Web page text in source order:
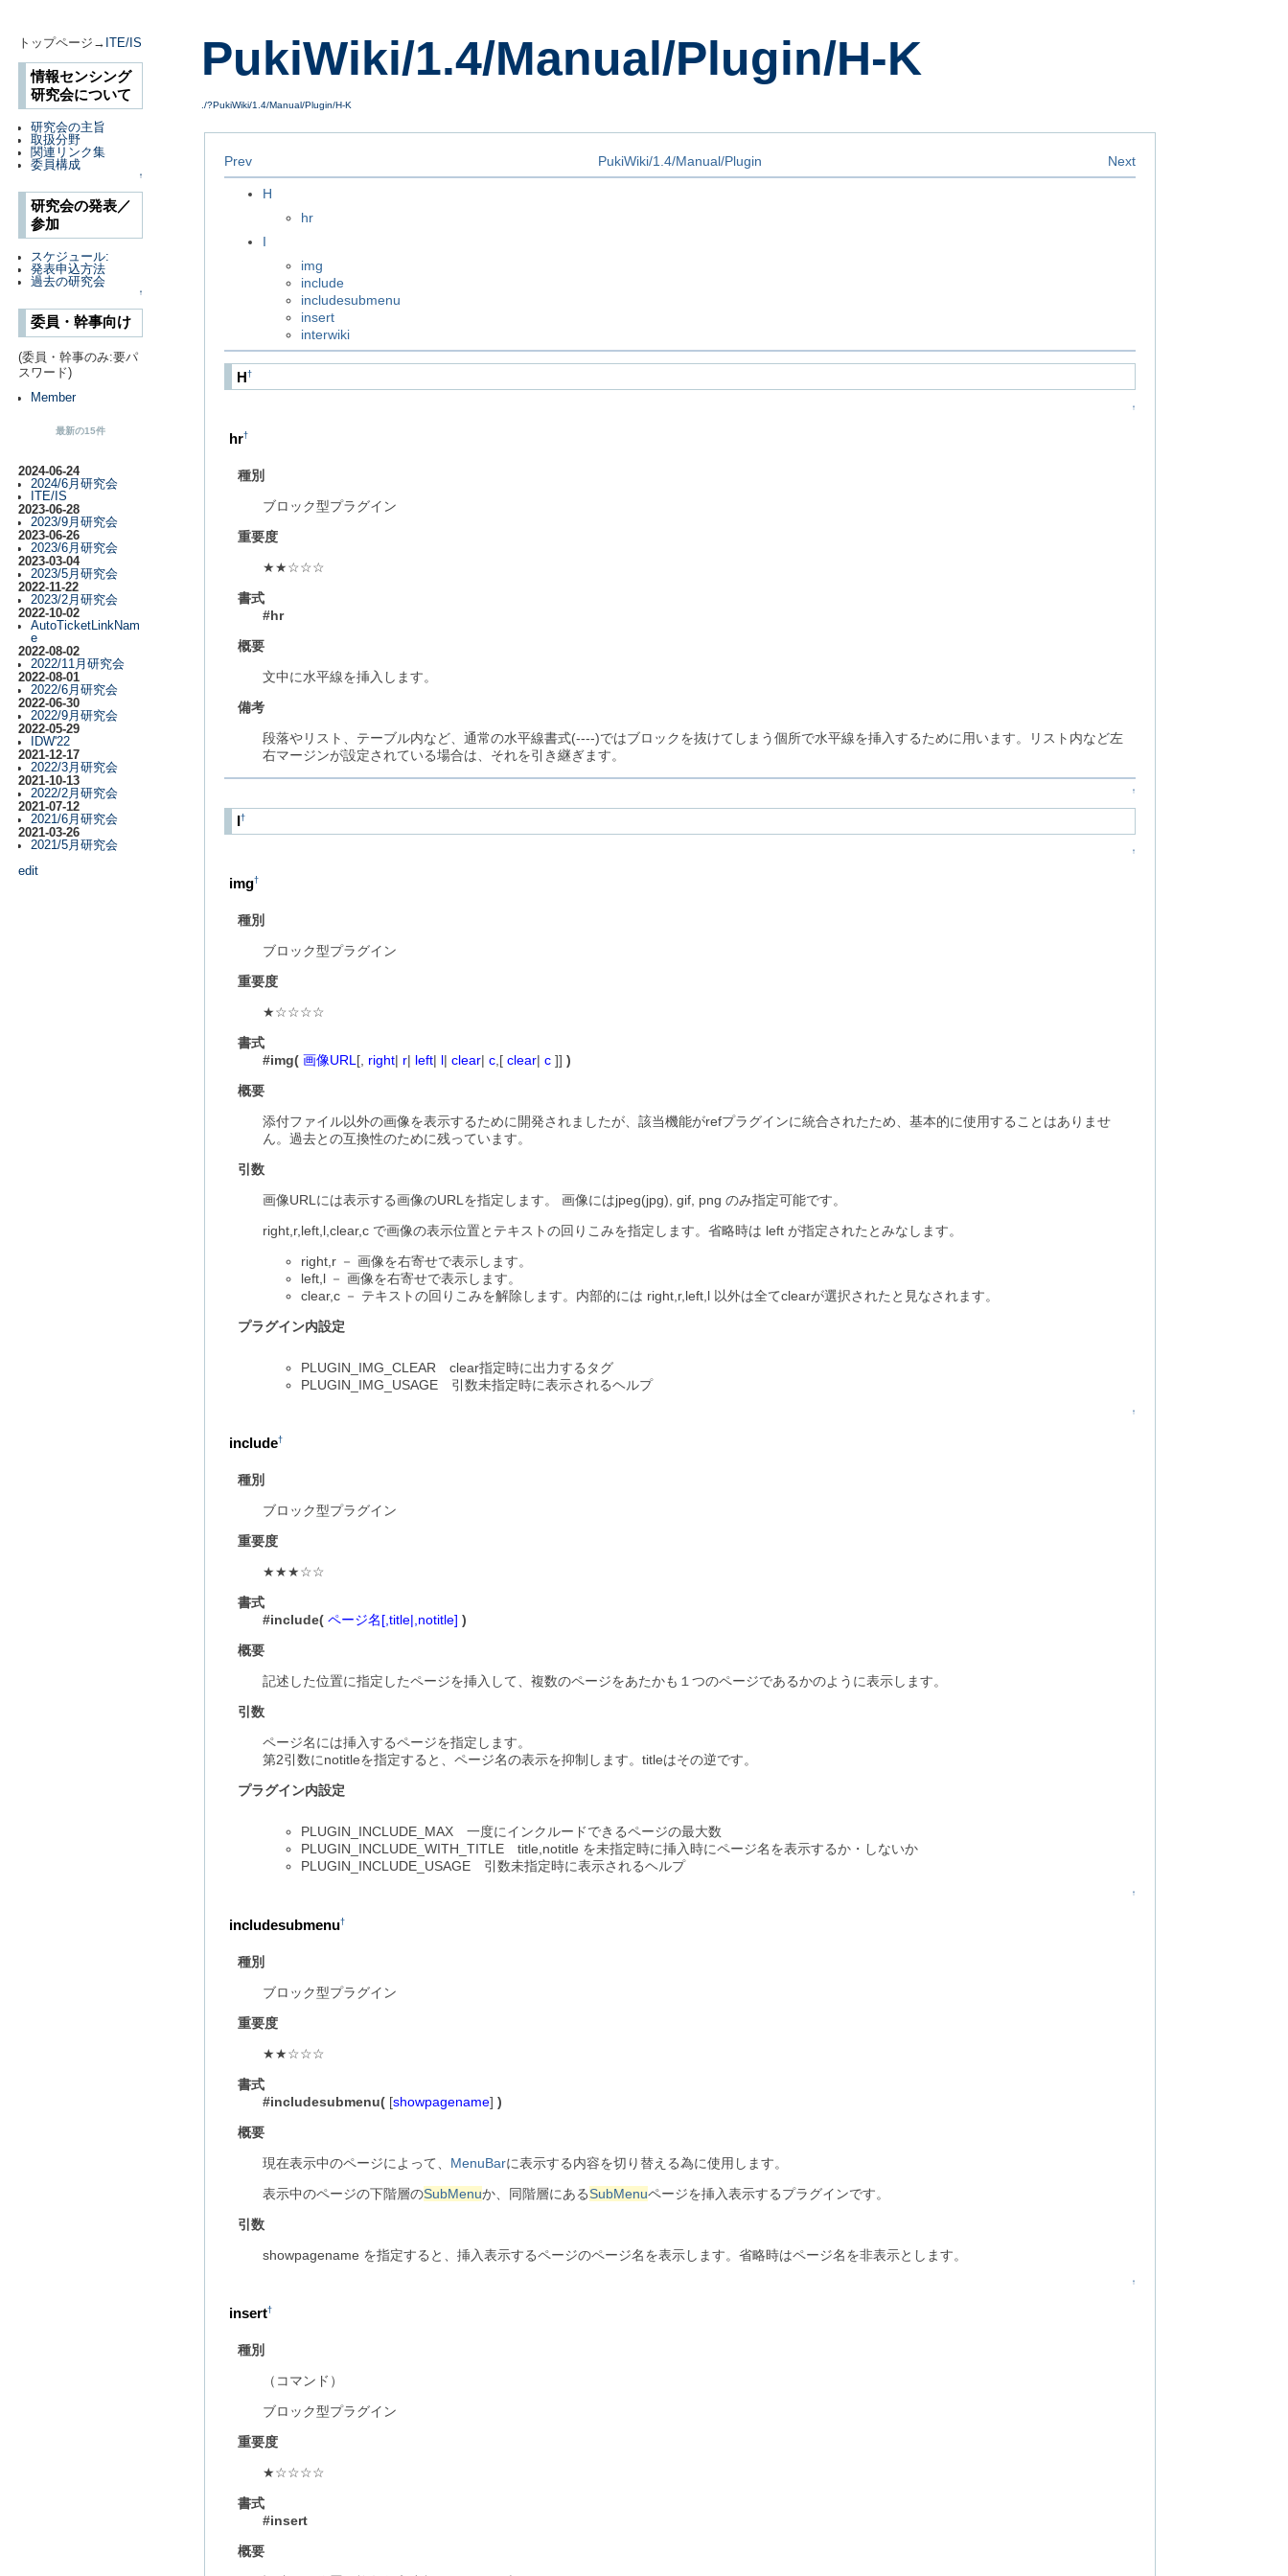
PukiWiki/1.4/Manual/Plugin/H-K
./?PukiWiki/1.4/Manual/Plugin/H-K
トップページ→ ITE/IS
情報センシング
研究会について
研究会の主旨
取扱分野
関連リンク集
委員構成
↑
研究会の発表／
参加
スケジュール:
発表申込方法
過去の研究会
↑
委員・幹事向け
(委員・幹事のみ:要パ
スワード)
Member
最新の15件
2024-06-24
2024/6月研究会
ITE/IS
2023-06-28
2023/9月研究会
2023-06-26
2023/6月研究会
2023-03-04
2023/5月研究会
2022-11-22
2023/2月研究会
2022-10-02
AutoTicketLinkNam
e
2022-08-02
2022/11月研究会
2022-08-01
2022/6月研究会
2022-06-30
2022/9月研究会
2022-05-29
IDW'22
2021-12-17
2022/3月研究会
2021-10-13
2022/2月研究会
2021-07-12
2021/6月研究会
2021-03-26
2021/5月研究会
edit
Prev Next
PukiWiki/1.4/Manual/Plugin
H
hr
I
img
include
includesubmenu
insert
interwiki
H†
↑
hr†
種別
ブロック型プラグイン
重要度
★★☆☆☆
書式
#hr
概要
文中に水平線を挿入します。
備考
段落やリスト、テーブル内など、通常の水平線書式(----)ではブロックを抜けてしまう個所で水平線を挿入するために用います。リスト内など左
右マージンが設定されている場合は、それを引き継ぎます。
↑
I†
↑
img†
種別
ブロック型プラグイン
重要度
★☆☆☆☆
書式
#img( 画像URL [, right| r| left| l| clear| c ,[ clear| c ]] )
概要
添付ファイル以外の画像を表示するために開発されましたが、該当機能がrefプラグインに統合されたため、基本的に使用することはありませ
ん。過去との互換性のために残っています。
引数
画像URLには表示する画像のURLを指定します。 画像にはjpeg(jpg), gif, png のみ指定可能です。
right,r,left,l,clear,c で画像の表示位置とテキストの回りこみを指定します。省略時は left が指定されたとみなします。
right,r － 画像を右寄せで表示します。
left,l － 画像を右寄せで表示します。
clear,c － テキストの回りこみを解除します。内部的には right,r,left,l 以外は全てclearが選択されたと見なされます。
プラグイン内設定
PLUGIN_IMG_CLEAR clear指定時に出力するタグ
PLUGIN_IMG_USAGE 引数未指定時に表示されるヘルプ
↑
include†
種別
ブロック型プラグイン
重要度
★★★☆☆
書式
#include( ページ名[,title|,notitle] )
概要
記述した位置に指定したページを挿入して、複数のページをあたかも１つのページであるかのように表示します。
引数
ページ名には挿入するページを指定します。
第2引数にnotitleを指定すると、ページ名の表示を抑制します。titleはその逆です。
プラグイン内設定
PLUGIN_INCLUDE_MAX 一度にインクルードできるページの最大数
PLUGIN_INCLUDE_WITH_TITLE title,notitle を未指定時に挿入時にページ名を表示するか・しないか
PLUGIN_INCLUDE_USAGE 引数未指定時に表示されるヘルプ
↑
includesubmenu†
種別
ブロック型プラグイン
重要度
★★☆☆☆
書式
#includesubmenu( [showpagename] )
概要
現在表示中のページによって、 MenuBarに表示する内容を切り替える為に使用します。
表示中のページの下階層のSubMenuか、同階層にあるSubMenuページを挿入表示するプラグインです。
引数
showpagename を指定すると、挿入表示するページのページ名を表示します。省略時はページ名を非表示とします。
↑
insert†
種別
（コマンド）
ブロック型プラグイン
重要度
★☆☆☆☆
書式
#insert
概要